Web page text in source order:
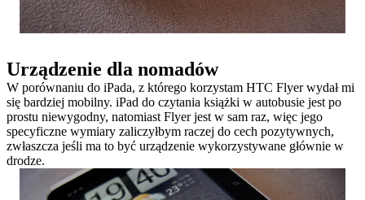
Urządzenie dla nomadów
W porównaniu do iPada, z którego korzystam HTC Flyer wydał mi
się bardziej mobilny. iPad do czytania książki w autobusie jest po
prostu niewygodny, natomiast Flyer jest w sam raz, więc jego
specyficzne wymiary zaliczyłbym raczej do cech pozytywnych,
zwłaszcza jeśli ma to być urządzenie wykorzystywane głównie w
drodze.